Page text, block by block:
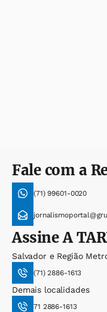
Fale com a
(71) 99601-0020
AssineA
Salvador e Região
(71) 2886-1613
Demais localidades
71 2886-1613